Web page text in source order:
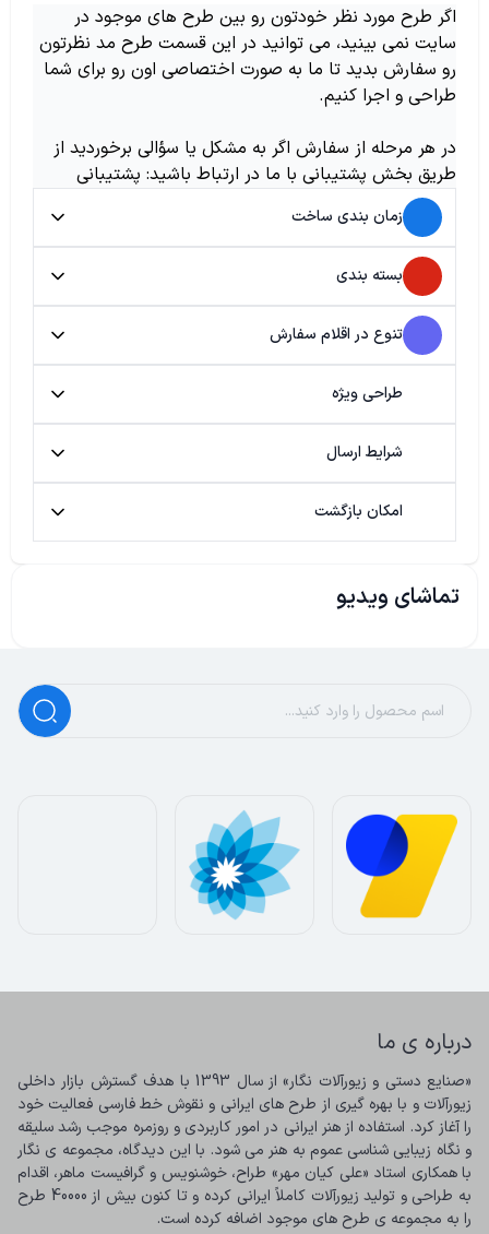
اگر طرح مورد نظر خودتون رو بین طرح های موجود در
سایت نمی بینید، می توانید در این قسمت طرح مد نظرتون
رو سفارش بدید تا ما به صورت اختصاصی اون رو برای شما
طراحی و اجرا کنیم.
در هر مرحله از سفارش اگر به مشکل یا سؤالی برخوردید از
طریق بخش پشتیبانی با ما در ارتباط باشید: پشتیبانی
زمان بندی ساخت
بسته بندی
تنوع در اقلام سفارش
طراحی ویژه
شرایط ارسال
امکان بازگشت
تماشای ویدیو
درباره ی ما
را به مجموعه ی طرح های موجود اضافه کرده است.